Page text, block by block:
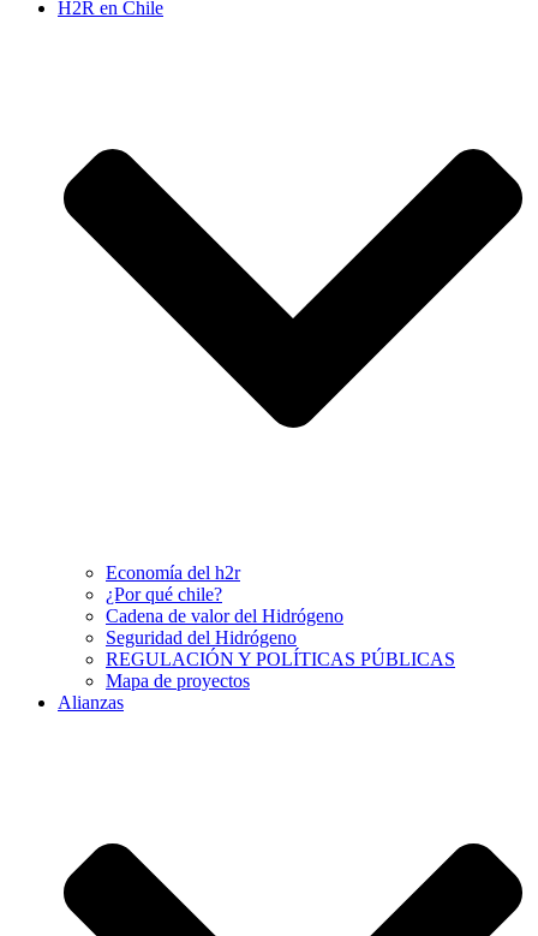
H2R en Chile
Economía del h2r
¿Por qué chile?
Cadena de valor del Hidrógeno
Seguridad del Hidrógeno
REGULACIÓN Y POLÍTICAS PÚBLICAS
Mapa de proyectos
Alianzas